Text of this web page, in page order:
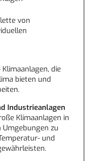
von
die
bieten und
Industrieanlagen
Klimaanlagen in
zu
und